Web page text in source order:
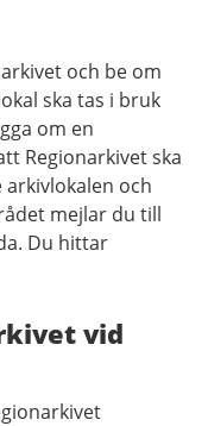
och be om
ska tas i bruk
om en
Regionarkivet ska
arkivlokalen och
mejlar du till
Du hittar
vid